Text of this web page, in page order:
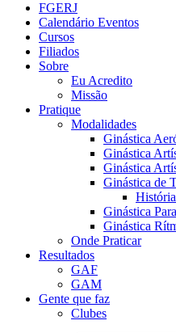
FGERJ
Calendário Eventos
Cursos
Filiados
Sobre
Eu Acredito
Missão
Pratique
Modalidades
Ginástica
Ginástica
Ginástica
Ginástica de
Ginástica
Ginástica
Onde Praticar
Resultados
GAF
GAM
Gente que faz
Clubes